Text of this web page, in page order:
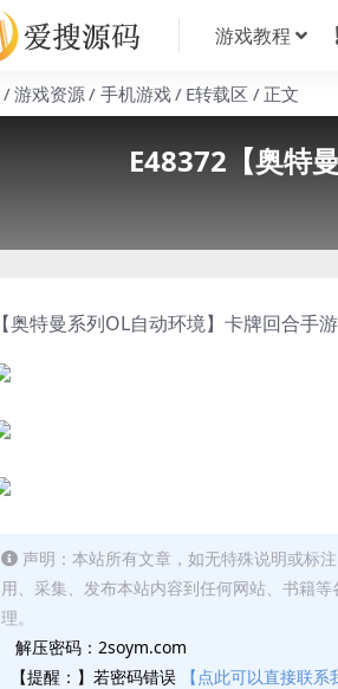
游戏教程
游戏资源 手机游戏 E转载区 正文
E48372【奥特
【奥特曼系列OL自动环境】卡牌回合手
声明：本站所有文章，如无特殊说明或标
用、采集、发布本站内容到任何网站、书籍
理。
解压密码：2soym.com
【提醒：】若密码错误
【点此可以直接联系